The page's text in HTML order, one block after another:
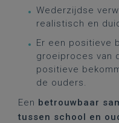
Wederzijdse
realistisch en
Er een positieve
groeiproces van
positieve
de ouders.
Een betrouwbaar
tussen school en